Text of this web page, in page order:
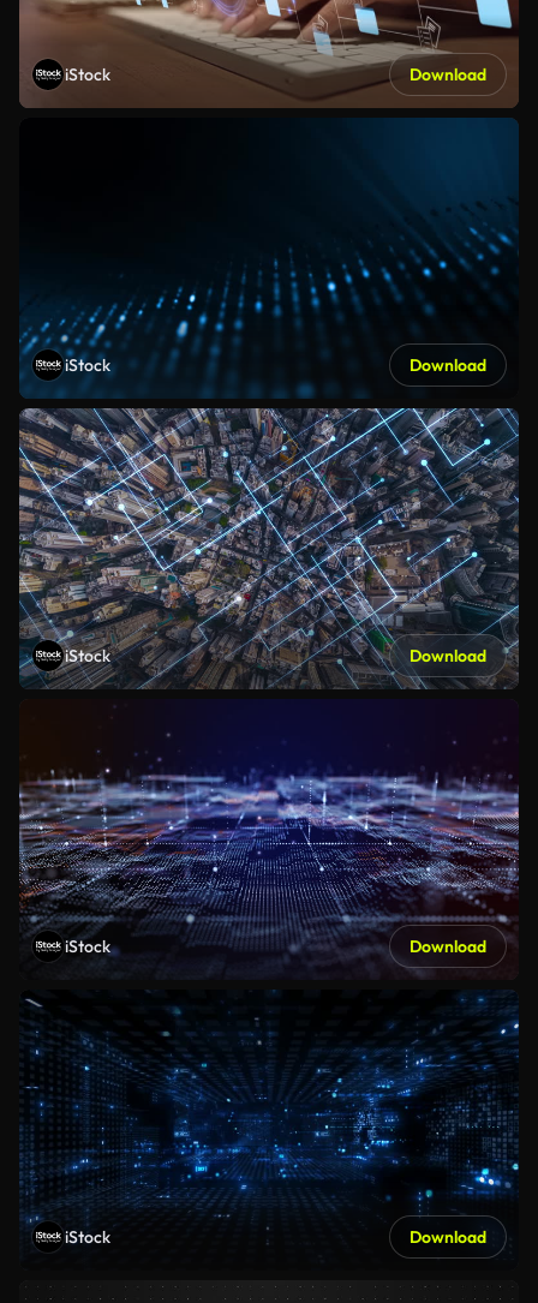
iStock Download
iStock Download
iStock Download
iStock Download
iStock Download